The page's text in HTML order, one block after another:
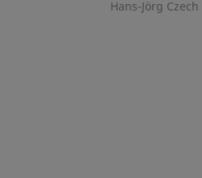
Hans-Jörg Czech